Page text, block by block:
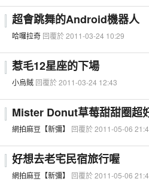
超會跳舞的Android機器人
哈囉拉奇回覆於 2011-03-24 10:29
惹毛12星座的下場
小烏賊回覆於 2011-03-24 12:43
Mister Donut草莓甜甜圈超
網拍麻豆【新彌】 回覆於 2011-05-06
好想去老宅民宿旅行喔
網拍麻豆【新彌】 回覆於 2011-05-06